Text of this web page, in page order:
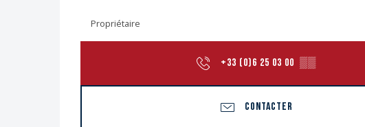
Propriétaire
+33 (0)6 25 03 00 ▒▒
CONTACTER